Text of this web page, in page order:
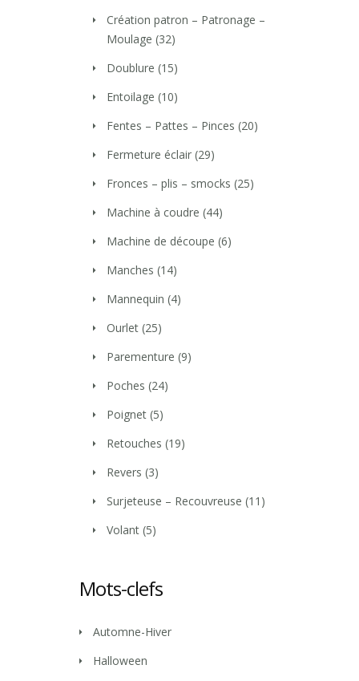
Création patron – Patronage –
Moulage (32)
Doublure (15)
Entoilage (10)
Fentes – Pattes – Pinces (20)
Fermeture éclair (29)
Fronces – plis – smocks (25)
Machine à coudre (44)
Machine de découpe (6)
Manches (14)
Mannequin (4)
Ourlet (25)
Parementure (9)
Poches (24)
Poignet (5)
Retouches (19)
Revers (3)
Surjeteuse – Recouvreuse (11)
Volant (5)
Mots-clefs
Automne-Hiver
Halloween